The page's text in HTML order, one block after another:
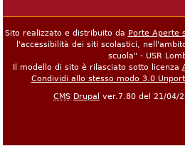
Sito realizzato e distribuito da Porte Aperte
l'accessibilità dei siti scolastici,
scuola" - USR
Il modello di sito è rilasciato sotto licenza
Condividi allo stesso modo 3.0
CMS Drupal ver.7.80 del 21/04/